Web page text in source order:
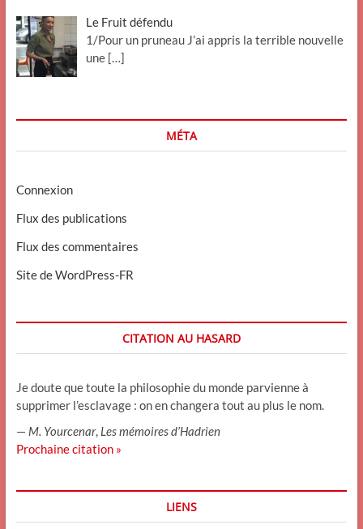
Le Fruit défendu
1/Pour un pruneau J’ai appris la terrible nouvelle
une […]
MÉTA
Connexion
Flux des publications
Flux des commentaires
Site de WordPress-FR
CITATION AU HASARD
Je doute que toute la philosophie du monde parvienne à
supprimer l’esclavage : on en changera tout au plus le nom.
— M. Yourcenar, Les mémoires d’Hadrien
Prochaine citation »
LIENS